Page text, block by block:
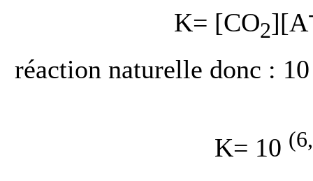
K= [CO2][A
réaction naturelle donc :
K= 10